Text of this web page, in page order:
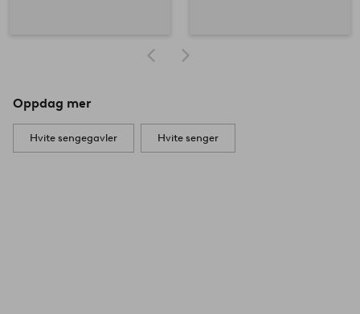
Oppdag mer
Hvite sengegavler Hvite senger